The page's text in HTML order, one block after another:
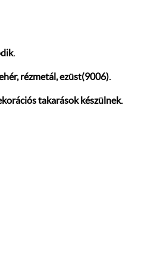
rézmetál, ezüst(9006).
takarások készülnek.